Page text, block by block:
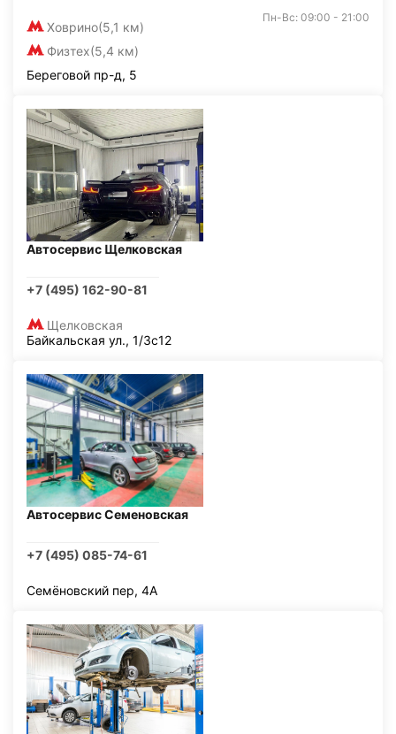
Ховрино(5,1 км)
Физтех(5,4 км)
Пн-Вс: 09:00 - 21:00
Береговой пр-д, 5
Автосервис Щелковская
+7 (495) 162-90-81
Щелковская
Байкальская ул., 1/3с12
Автосервис Семеновская
+7 (495) 085-74-61
Семёновский пер, 4А